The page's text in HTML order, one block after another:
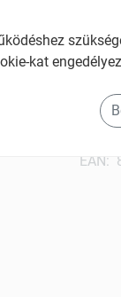
EAN:
kat